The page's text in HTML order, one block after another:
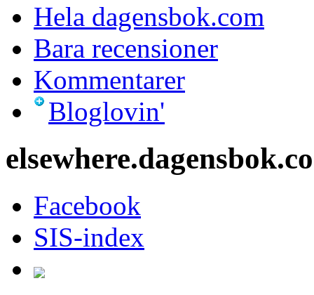
Hela dagensbok.com
Bara recensioner
Kommentarer
Bloglovin'
Facebook
SIS-index